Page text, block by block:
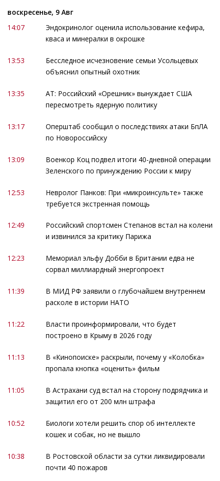
воскресенье, 9 Авг
14:07
Эндокринолог оценила использование кефира,
кваса и минералки в окрошке
13:53
Бесследное исчезновение семьи Усольцевых
объяснил опытный охотник
13:35
АТ: Российский «Орешник» вынуждает США
пересмотреть ядерную политику
13:17
Оперштаб сообщил о последствиях атаки БпЛА
по Новороссийску
13:09
Военкор Коц подвел итоги 40-дневной операции
Зеленского по принуждению России к миру
12:53
Невролог Панков: При «микроинсульте» также
требуется экстренная помощь
12:49
Российский спортсмен Степанов встал на колени
и извинился за критику Парижа
12:23
Мемориал эльфу Добби в Британии едва не
сорвал миллиардный энергопроект
11:39
В МИД РФ заявили о глубочайшем внутреннем
расколе в истории НАТО
11:22
Власти проинформировали, что будет
построено в Крыму в 2026 году
11:13
В «Кинопоиске» раскрыли, почему у «Колобка»
пропала кнопка «оценить» фильм
11:05
В Астрахани суд встал на сторону подрядчика и
защитил его от 200 млн штрафа
10:52
Биологи хотели решить спор об интеллекте
кошек и собак, но не вышло
10:38
В Ростовской области за сутки ликвидировали
почти 40 пожаров